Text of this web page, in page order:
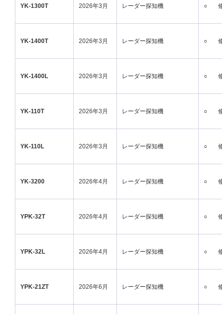
YK-1300T 2026年3月 レーダー探知機 ○
YK-1400T 2026年3月 レーダー探知機 ○
YK-1400L 2026年3月 レーダー探知機 ○
YK-110T 2026年3月 レーダー探知機 ○
YK-110L 2026年3月 レーダー探知機 ○
YK-3200 2026年4月 レーダー探知機 ○
YPK-32T 2026年4月 レーダー探知機 ○
YPK-32L 2026年4月 レーダー探知機 ○
YPK-21ZT 2026年6月 レーダー探知機 ○